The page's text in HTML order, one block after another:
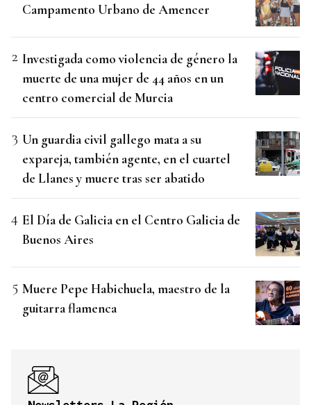
Campamento Urbano de Amencer
Investigada como violencia de género la
muerte de una mujer de 44 años en un
centro comercial de Murcia
Un guardia civil gallego mata a su
expareja, también agente, en el cuartel
de Llanes y muere tras ser abatido
El Día de Galicia en el Centro Galicia de
Buenos Aires
Muere Pepe Habichuela, maestro de la
guitarra flamenca